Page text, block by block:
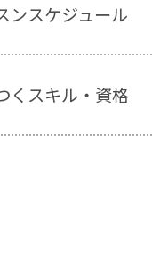
ンスケジュール
くスキル・資格